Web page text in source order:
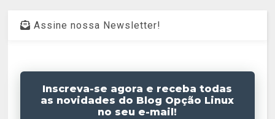
Assine nossa Newsletter!
Inscreva-se agora e receba todas
as novidades do Blog Opção Linux
no seu e-mail!